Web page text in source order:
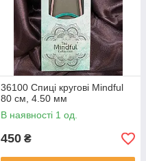
36100 Спиці кругові Mindful
80 см, 4.50 мм
В наявності 1 од.
450 ₴